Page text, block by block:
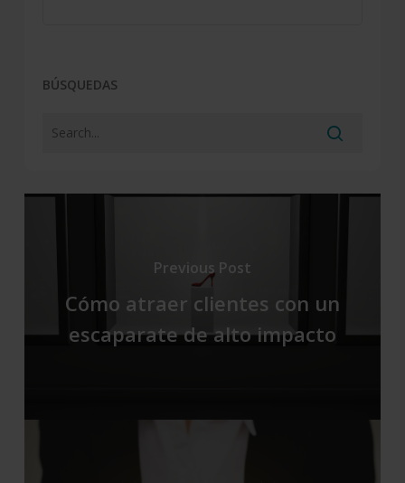
BÚSQUEDAS
Previous Post
Cómo atraer clientes con un
escaparate de alto impacto